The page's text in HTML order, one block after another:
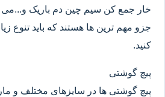
خار جمع کن سیم چین دم باریک و...می
جزو مهم ترین ها هستند که باید تنوع
کنید.
پیچ گوشتی
پیچ گوشتی ها در سایزهای مختلف و